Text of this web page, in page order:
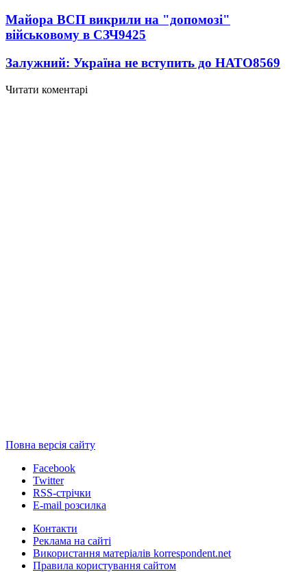
Майора ВСП викрили на "допомозі"
військовому в СЗЧ9425
Залужний: Україна не вступить до НАТО8569
Читати коментарі
Повна версія сайту
Facebook
Twitter
RSS-стрічки
E-mail розсилка
Контакти
Реклама на сайті
Використання матеріалів korrespondent.net
Правила користування сайтом